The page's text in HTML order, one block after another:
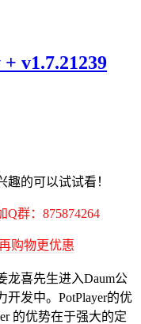
v1.7.21239
的可以试试看！
群：875874264
购物更优惠
龙喜先生进入Daum公
发中。PotPlayer的优
的优势在于强大的定